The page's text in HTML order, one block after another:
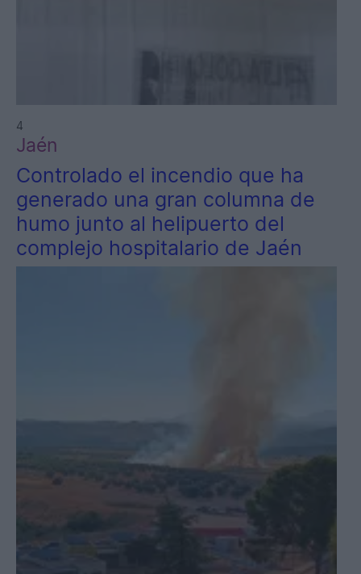
4
Jaén
Controlado el incendio que ha
generado una gran columna de
humo junto al helipuerto del
complejo hospitalario de Jaén